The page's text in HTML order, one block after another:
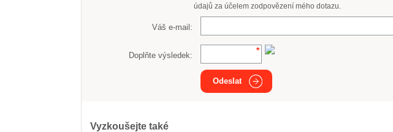
údajů za účelem zodpovězení mého dotazu.
Váš e-mail:
Doplňte výsledek:
Odeslat
Vyzkoušejte také